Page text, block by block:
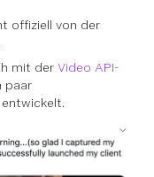
offiziell von der
mit der Video API-
paar